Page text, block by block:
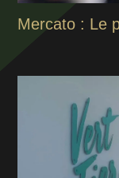
Mercato : Le